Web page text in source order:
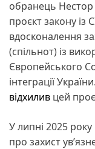
обранець
проєкт закону із
вдосконалення
(спільнот) із
Європейського
інтеграції
відхилив цей
У липні 2025
про захист